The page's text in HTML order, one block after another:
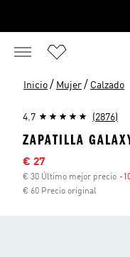
Inicio / Mujer / Calzado
4.7 (2876)
ZAPATILLA
Precio rebajado
€ 27
€ 30 Último mejor precio -
€ 60 Precio original